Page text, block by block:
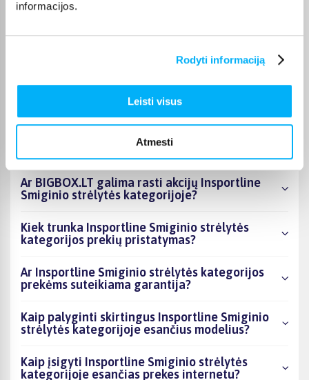
informacijos.
Rodyti informaciją
Leisti visus
Atmesti
Kokie Insportline Smiginio strėlytės
Kiek prekių yra Insportline Smiginio strėlytės
kategorijos asortimente ir kokia žemiausia
Ar BIGBOX.LT galima rasti akcijų Insportline
Smiginio strėlytės kategorijoje?
Kiek trunka Insportline Smiginio strėlytės
kategorijos prekių pristatymas?
Ar Insportline Smiginio strėlytės kategorijos
prekėms suteikiama garantija?
Kaip palyginti skirtingus Insportline Smiginio
strėlytės kategorijoje esančius modelius?
Kaip įsigyti Insportline Smiginio strėlytės
kategorijoje esančias prekes internetu?